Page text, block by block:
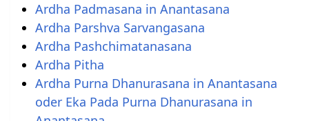
Ardha Padmasana in Anantasana
Ardha Parshva Sarvangasana
Ardha Pashchimatanasana
Ardha Pitha
Ardha Purna Dhanurasana in Anantasana
oder Eka Pada Purna Dhanurasana in